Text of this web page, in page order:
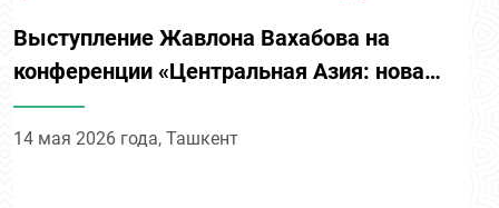
Выступление Жавлона Вахабова на
конференции «Центральная Азия: новая
парадигма регионального развития»
14 мая 2026 года, Ташкент